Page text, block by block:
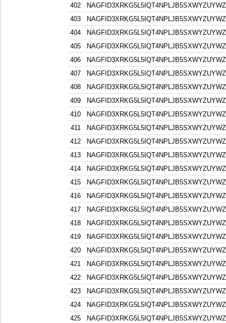
402
403
404
405
406
407
408
409
410
411
412
413
414
415
416
417
418
419
420
421
422
423
424
425